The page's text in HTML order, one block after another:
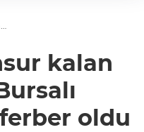
kalan
oldu